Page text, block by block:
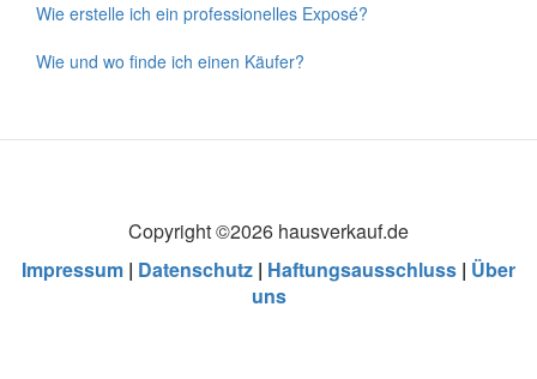
Wie erstelle ich ein professionelles Exposé?
Wie und wo finde ich einen Käufer?
Copyright ©2026 hausverkauf.de
Impressum | Datenschutz | Haftungsausschluss | Über
uns